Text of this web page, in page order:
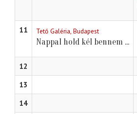
11 Tető Galéria, Budapest
Nappal hold kél bennem ...
12
13
14